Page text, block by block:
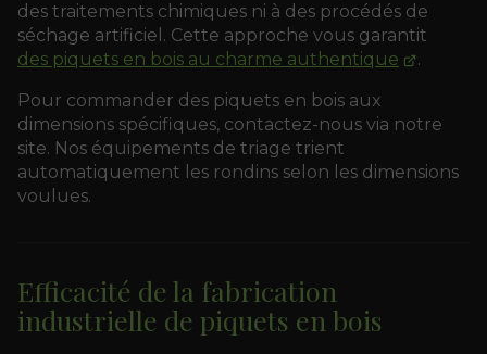
des traitements chimiques ni à des procédés de
séchage artificiel. Cette approche vous garantit
des piquets en bois au charme authentique
.
Pour commander des piquets en bois aux
dimensions spécifiques, contactez-nous via notre
site. Nos équipements de triage trient
automatiquement les rondins selon les dimensions
voulues.
Efficacité de la fabrication
industrielle de piquets en bois